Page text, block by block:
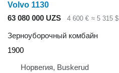
Volvo 1130
63 080 000 UZS
4 600 € ≈ 5 315 $
Зерноуборочный комбайн
1900
Норвегия, Buskerud